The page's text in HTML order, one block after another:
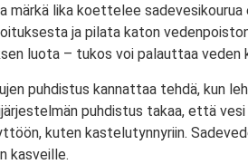
märkä lika koettelee
ja pilata katon
luota – tukos voi palauttaa
puhdistus kannattaa tehdä, kun
puhdistus takaa, että
kuten kastelutynnyriin.
kasveille.